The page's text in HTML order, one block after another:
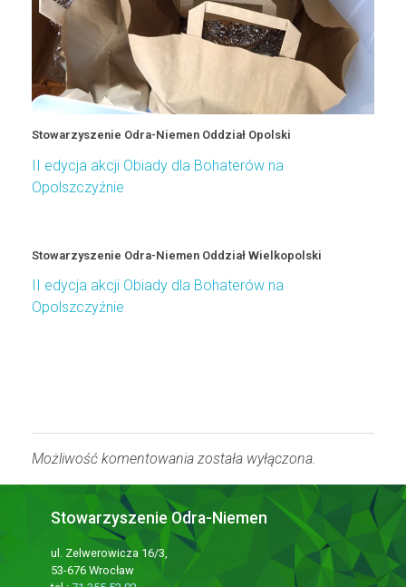
Stowarzyszenie Odra-Niemen Oddział Opolski
II edycja akcji Obiady dla Bohaterów na
Opolszczyźnie
Stowarzyszenie Odra-Niemen Oddział Wielkopolski
II edycja akcji Obiady dla Bohaterów na
Opolszczyźnie
Możliwość komentowania została wyłączona.
Stowarzyszenie Odra-Niemen
ul. Zelwerowicza 16/3,
53-676 Wrocław